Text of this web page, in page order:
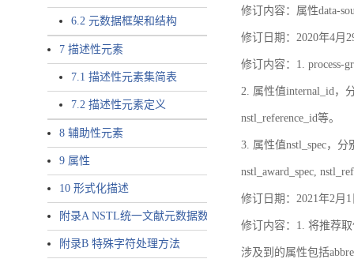
6.2 元数据框架和结构
7 描述性元素
7.1 描述性元素集简表
7.2 描述性元素定义
8 辅助性元素
9 属性
10 形式化描述
附录A NSTL统一文献元数据数据唯一标识符规则
附录B 特殊字符处理方法
修订内容：属性data-
修订日期：2020年4月
修订内容：1. process-
2. 属性值internal_id，
nstl_reference_id等。
3. 属性值nstl_spec，分
nstl_award_spec,
修订日期：2021年2月1
修订内容：1. 将推荐
涉及到的属性包括